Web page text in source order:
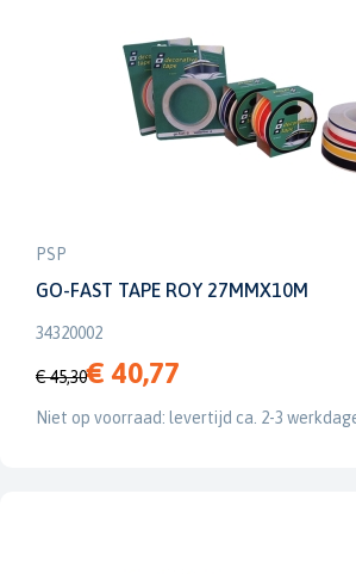
PSP
GO-FAST TAPE ROY 27MMX10M
34320002
€ 45,30€ 40,77
Niet op voorraad: levertijd ca. 2-3